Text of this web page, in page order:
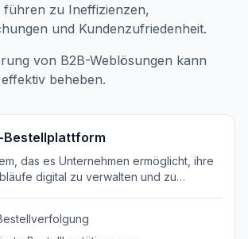
führen zu Ineffizienzen,
und Kundenzufriedenheit.
von B2B-Weblösungen kann
beheben.
Bestellplattform
das es Unternehmen ermöglicht, ihre
digital zu verwalten und zu